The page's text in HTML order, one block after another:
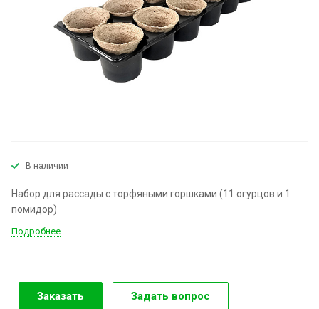
В наличии
Набор для рассады с торфяными горшками (11 огурцов и 1
помидор)
Подробнее
Заказать Задать вопрос